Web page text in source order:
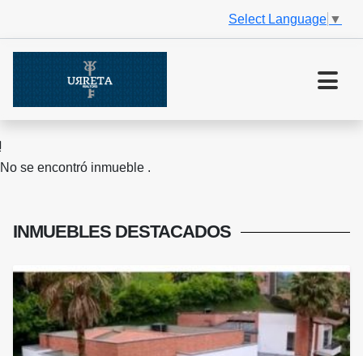
Select Language ▼
No se encontró inmueble .
INMUEBLES DESTACADOS